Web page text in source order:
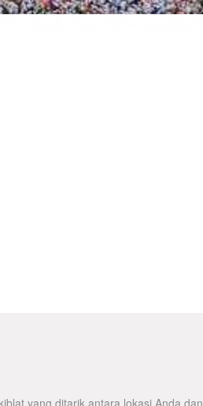
yang ditarik antara lokasi Anda dan